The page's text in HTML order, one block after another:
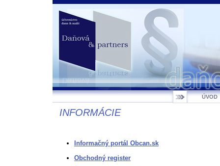
ÚVOD
INFORMÁCIE
Informačný portál Obcan.sk
Obchodný register